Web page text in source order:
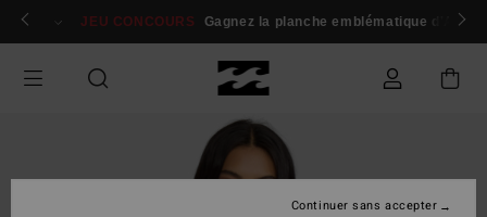
Passer
Se connecter / s'inscrire
JEU CONCOURS Gagnez la planche emblématique d'Andy
Continuer sans accepter